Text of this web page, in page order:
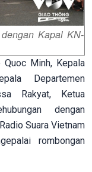
Kapal KN-
Minh, Kepala
Departemen
Rakyat, Ketua
dengan
Suara Vietnam
rombongan